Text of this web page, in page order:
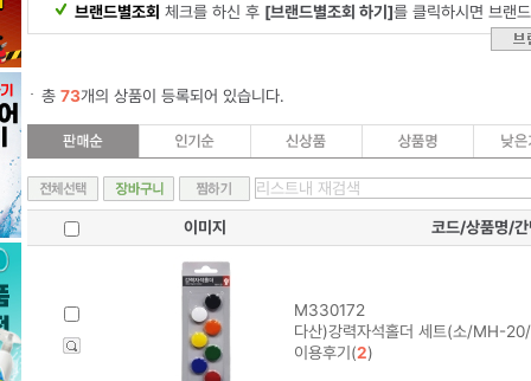
브랜드별조회 체크를 하신 후 [브랜드별조회 하기]를 클릭하시면 브랜
총 73개의 상품이 등록되어 있습니다.
이미지 코드/상품명/간
M330172
다산)강력자석홀더 세트(소/MH-
이용후기(2)